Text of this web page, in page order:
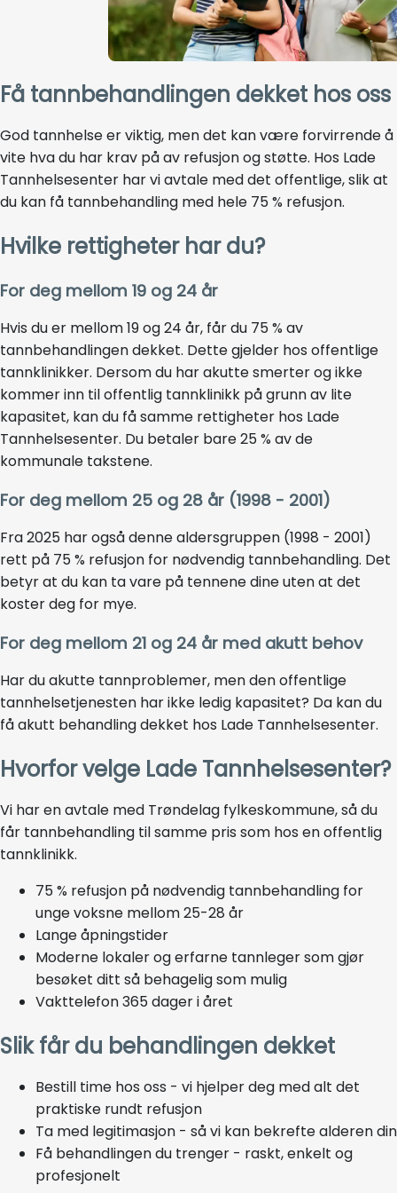
Få tannbehandlingen dekket hos oss
God tannhelse er viktig, men det kan være forvirrende å
vite hva du har krav på av refusjon og støtte. Hos Lade
Tannhelsesenter har vi avtale med det offentlige, slik at
du kan få tannbehandling med hele 75 % refusjon.
Hvilke rettigheter har du?
For deg mellom 19 og 24 år
Hvis du er mellom 19 og 24 år, får du 75 % av
tannbehandlingen dekket. Dette gjelder hos offentlige
tannklinikker. Dersom du har akutte smerter og ikke
kommer inn til offentlig tannklinikk på grunn av lite
kapasitet, kan du få samme rettigheter hos Lade
Tannhelsesenter. Du betaler bare 25 % av de
kommunale takstene.
For deg mellom 25 og 28 år (1998 - 2001)
Fra 2025 har også denne aldersgruppen (1998 - 2001)
rett på 75 % refusjon for nødvendig tannbehandling. Det
betyr at du kan ta vare på tennene dine uten at det
koster deg for mye.
For deg mellom 21 og 24 år med akutt behov
Har du akutte tannproblemer, men den offentlige
tannhelsetjenesten har ikke ledig kapasitet? Da kan du
få akutt behandling dekket hos Lade Tannhelsesenter.
Hvorfor velge Lade Tannhelsesenter?
Vi har en avtale med Trøndelag fylkeskommune, så du
får tannbehandling til samme pris som hos en offentlig
tannklinikk.
75 % refusjon på nødvendig tannbehandling for
unge voksne mellom 25-28 år
Lange åpningstider
Moderne lokaler og erfarne tannleger som gjør
besøket ditt så behagelig som mulig
Vakttelefon 365 dager i året
Slik får du behandlingen dekket
Bestill time hos oss - vi hjelper deg med alt det
praktiske rundt refusjon
Ta med legitimasjon - så vi kan bekrefte alderen din
Få behandlingen du trenger - raskt, enkelt og
profesjonelt